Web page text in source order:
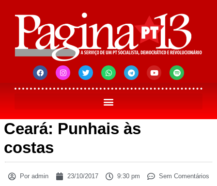
Ceará: Punhais às
costas
Poradmin 23/10/2017 9:30 pm Sem Comentários